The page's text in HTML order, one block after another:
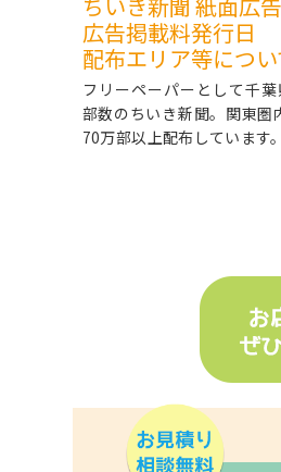
広告掲載料発行日
配布エリア等につい
フリーペーパーとして千
部数のちいき新聞。関東圏
70万部以上配布しています。